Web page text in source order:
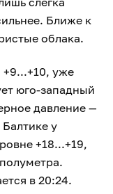
Ближе к
облака.
+9...+10, уже
юго-западный
давление —
у
+18...+19,
в 20:24.